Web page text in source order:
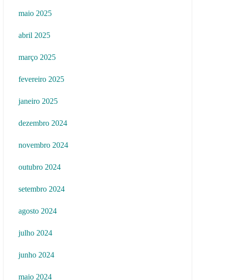
maio 2025
abril 2025
março 2025
fevereiro 2025
janeiro 2025
dezembro 2024
novembro 2024
outubro 2024
setembro 2024
agosto 2024
julho 2024
junho 2024
maio 2024